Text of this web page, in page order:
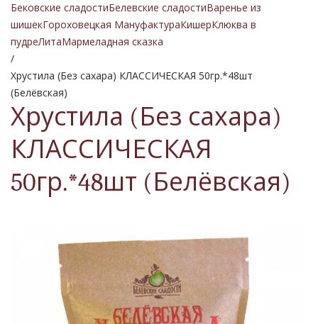
Бековские сладостиБелевские сладостиВаренье из
шишекГороховецкая МануфактураКишерКлюква в
пудреЛитаМармеладная сказка
/
Хрустила (Без сахара) КЛАССИЧЕСКАЯ 50гр.*48шт
(Белёвская)
Хрустила (Без сахара)
КЛАССИЧЕСКАЯ
50гр.*48шт (Белёвская)